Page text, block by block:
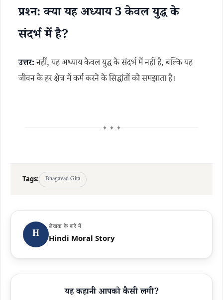
प्रश्न: क्या यह अध्याय 3 केवल युद्ध के
संदर्भ में है?
उत्तर:नहीं, यह अध्याय केवल युद्ध के संदर्भ में नहीं है, बल्कि यह
जीवन के हर क्षेत्र में कर्म करने के सिद्धांतों को समझाता है।
✦ ✦ ✦
Tags: Bhagavad Gita
H
लेखक के बारे में
Hindi Moral Story
यह कहानी आपको कैसी लगी?